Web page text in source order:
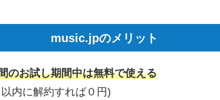
music.jpのメリット
のお試し期間中は無料で使える
内に解約すれば０円)